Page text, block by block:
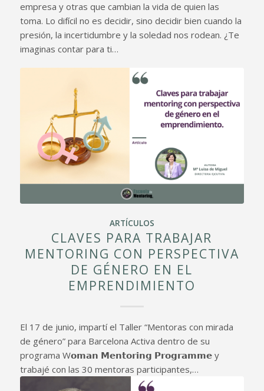
empresa y otras que cambian la vida de quien las
toma. Lo difícil no es decidir, sino decidir bien cuando la
presión, la incertidumbre y la soledad nos rodean. ¿Te
imaginas contar para ti…
ARTÍCULOS
CLAVES PARA TRABAJAR
MENTORING CON PERSPECTIVA
DE GÉNERO EN EL
EMPRENDIMIENTO
El 17 de junio, impartí el Taller “Mentoras con mirada
de género” para Barcelona Activa dentro de su
programa W𝗼𝗺𝗮𝗻 𝗠𝗲𝗻𝘁𝗼𝗿𝗶𝗻𝗴 𝗣𝗿𝗼𝗴𝗿𝗮𝗺𝗺𝗲 y
trabajé con las 30 mentoras participantes,…